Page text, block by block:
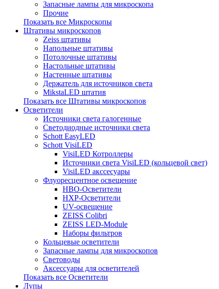
Запасные лампы для микроскопа
Прочие
Показать все Микроскопы
Штативы микроскопов
Zeiss штативы
Напольные штативы
Потолочные штативы
Настольные штативы
Настенные штативы
Держатель для источников света
MikstaLED штатив
Показать все Штативы микроскопов
Осветители
Источники света галогенные
Светодиодные источники света
Schott EasyLED
Schott VisiLED
VisiLED Котроллеры
Источники света VisiLED (кольцевой свет)
VisiLED акссесуары
Флуоресцентное освещение
HBO-Осветители
HXP-Осветители
UV-освещение
ZEISS Colibri
ZEISS LED-Module
Наборы фильтров
Кольцевые осветители
Запасные лампы для микроскопов
Световоды
Аксессуары для осветителей
Показать все Осветители
Лупы